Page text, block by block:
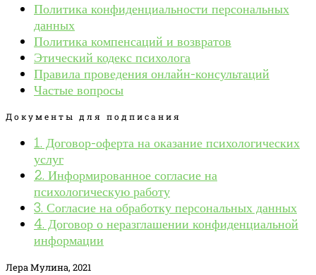
Политика конфиденциальности персональных
данных
Политика компенсаций и возвратов
Этический кодекс психолога
Правила проведения онлайн-консультаций
Частые вопросы
Документы для подписания
1. Договор-оферта на оказание психологических
услуг
2. Информированное согласие на
психологическую работу
3. Согласие на обработку персональных данных
4. Договор о неразглашении конфиденциальной
информации
Лера Мулина, 2021